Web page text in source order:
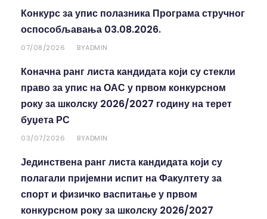
Конкурс за упис полазника Програма стручног
оспособљавања 03.08.2026.
07/08/2026 BYADMIN
Коначна ранг листа кандидата који су стекли
право за упис на ОАС у првом конкурсном
року за школску 2026/2027 годину на терет
буџета РС
03/07/2026 BYADMIN
Јединствена ранг листа кандидата који су
полагали пријемни испит на Факултету за
спорт и физичко васпитање у првом
конкурсном року за школску 2026/2027